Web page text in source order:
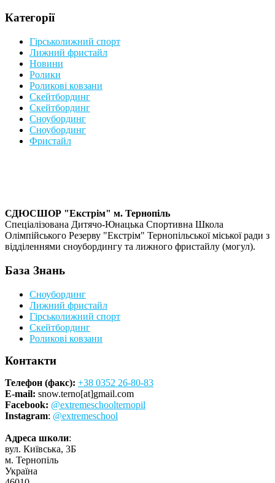
Категорії
Гірськолижний спорт
Лижний фристайл
Новини
Ролики
Роликові ковзани
Скейтбординг
Скейтбординг
Сноубординг
Сноубординг
Фристайл
СДЮСШОР "Екстрім" м. Тернопіль
Спеціалізована Дитячо-Юнацька Спортивна Школа
Олімпійського Резерву "Екстрім" Тернопільської міської ради з
відділеннями сноубордингу та лижного фристайлу (могул).
База Знань
Сноубординг
Лижний фристайл
Гірськолижний спорт
Скейтбординг
Роликові ковзани
Контакти
Телефон (факс): +38 0352 26-80-83
E-mail: snow.terno[at]gmail.com
Facebook: @extremeschoolternopil
Instagram: @extremeschool
Адреса школи:
вул. Київська, 3Б
м. Тернопіль
Україна